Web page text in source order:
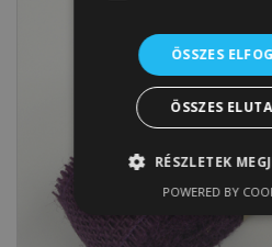
ÖSSZES
ÖSSZES
RÉSZLETEK
POWERED BY